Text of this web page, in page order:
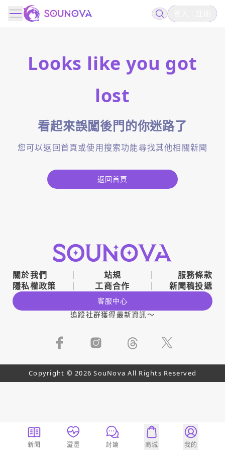
Looks like you got
lost
看起來誤闖後門的你迷路了
您可以返回首頁或使用搜索功能尋找其他相關新聞
返回首頁
關於我們 站規
服務條款
隱私權政策
工商合作 新聞稿投遞
客服中心
追蹤社群獲得最新資訊～
Copyright © 2026 SouNova All Rights Reserved
新聞 澀澀 討論 商城 我的